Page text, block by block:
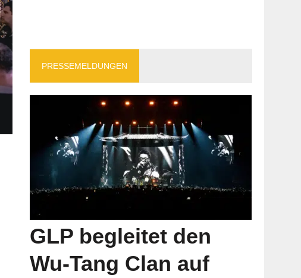
PRESSEMELDUNGEN
GLP begleitet den
Wu-Tang Clan auf